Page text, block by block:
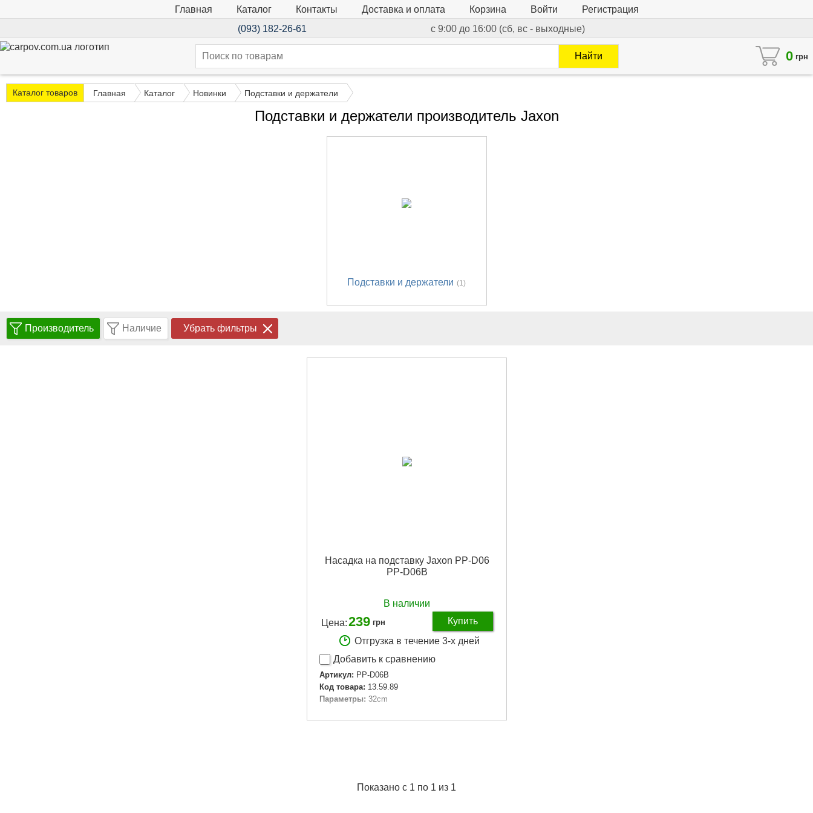
Главная Каталог Контакты Доставка и оплата Корзина Войти
Регистрация
(093) 182-26-61
с 9:00 до 16:00 (сб, вс - выходные)
0 грн
Найти
Каталог товаров Главная Каталог Новинки Подставки и держатели
Подставки и держатели производитель Jaxon
Подставки и держатели (1)
Производитель Наличие Убрать фильтры
Насадка на подставку Jaxon PP-D06
PP-D06B
В наличии
Цена:239 грн
Купить
Отгрузка в течение 3-х дней
Добавить к сравнению
Артикул: PP-D06B
Код товара: 13.59.89
Параметры: 32cm
Подробнее...
Показано с 1 по 1 из 1